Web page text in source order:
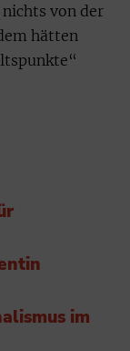
von der
hätten
im